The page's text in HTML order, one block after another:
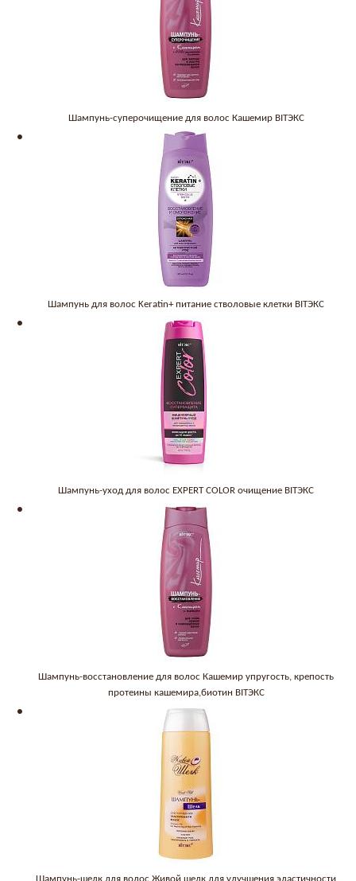
Шампунь-суперочищение для волос Кашемир BITЭКС
Шампунь для волос Keratin+ питание стволовые клетки BITЭКС
Шампунь-уход для волос EXPERT COLOR очищение BITЭКС
Шампунь-восстановление для волос Кашемир упругость, крепость
протеины кашемира,биотин BITЭКС